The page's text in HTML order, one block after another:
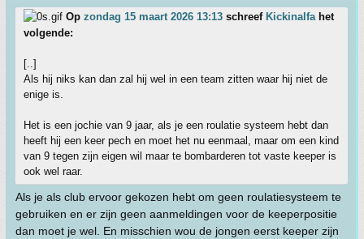
Op zondag 15 maart 2026 13:13 schreef Kickinalfahet
volgende:
[..]
Als hij niks kan dan zal hij wel in een team zitten waar hij niet de
enige is.
Het is een jochie van 9 jaar, als je een roulatie systeem hebt dan
heeft hij een keer pech en moet het nu eenmaal, maar om een kind
van 9 tegen zijn eigen wil maar te bombarderen tot vaste keeper is
ook wel raar.
Als je als club ervoor gekozen hebt om geen roulatiesysteem te
gebruiken en er zijn geen aanmeldingen voor de keeperpositie
dan moet je wel. En misschien wou de jongen eerst keeper zijn